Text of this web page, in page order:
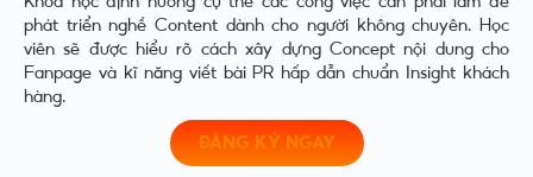
phát triển nghề Content dành cho người không chuyên. Học
viên sẽ được hiểu rõ cách xây dựng Concept nội dung cho
Fanpage và kĩ năng viết bài PR hấp dẫn chuẩn Insight khách
hàng.
ĐĂNG KÝ NGAY